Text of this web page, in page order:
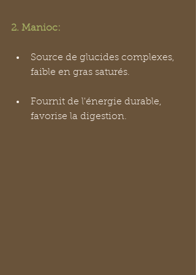
2. Manioc:
Source de glucides complexes,
faible en gras saturés.
Fournit de l'énergie durable,
favorise la digestion.